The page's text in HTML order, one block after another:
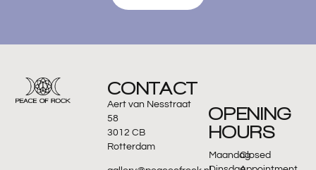
CONTACT
Aert van Nesstraat
58
3012 CB
Rotterdam
OPENING
HOURS
MaandagClosed